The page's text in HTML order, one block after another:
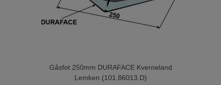
Gåsfot 250mm DURAFACE Kverneland
Lemken (101.86013.D)